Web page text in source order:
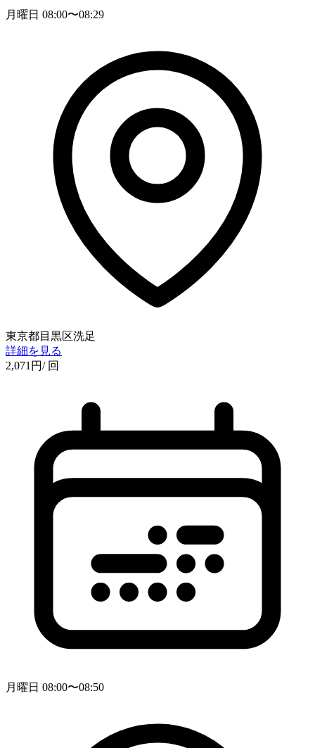
月曜日 08:00〜08:29
東京都目黒区洗足
詳細を見る
2,071 円/ 回
月曜日 08:00〜08:50